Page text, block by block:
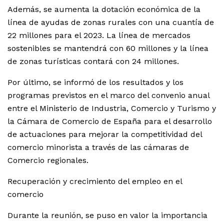
Además, se aumenta la dotación económica de la
línea de ayudas de zonas rurales con una cuantía de
22 millones para el 2023. La línea de mercados
sostenibles se mantendrá con 60 millones y la línea
de zonas turísticas contará con 24 millones.
Por último, se informó de los resultados y los
programas previstos en el marco del convenio anual
entre el Ministerio de Industria, Comercio y Turismo y
la Cámara de Comercio de España para el desarrollo
de actuaciones para mejorar la competitividad del
comercio minorista a través de las cámaras de
Comercio regionales.
Recuperación y crecimiento del empleo en el
comercio
Durante la reunión, se puso en valor la importancia